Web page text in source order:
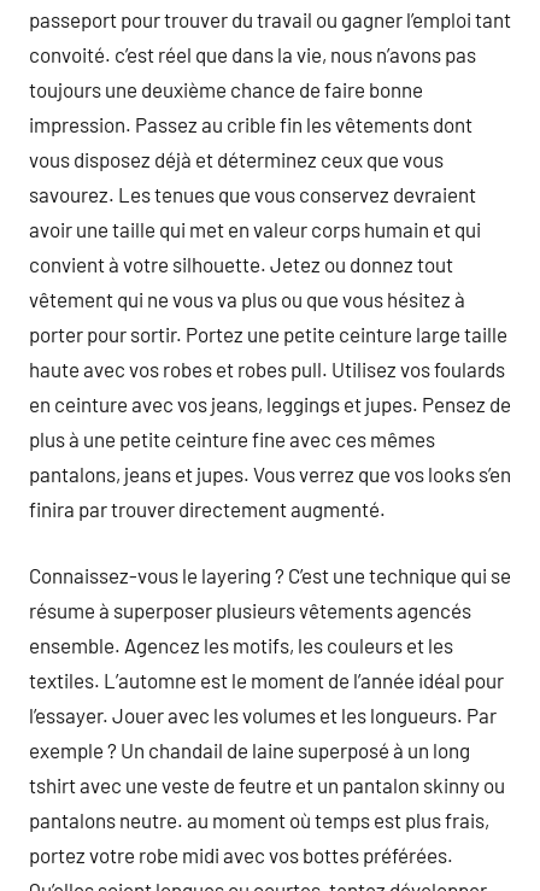
passeport pour trouver du travail ou gagner l’emploi tant
convoité. c’est réel que dans la vie, nous n’avons pas
toujours une deuxième chance de faire bonne
impression. Passez au crible fin les vêtements dont
vous disposez déjà et déterminez ceux que vous
savourez. Les tenues que vous conservez devraient
avoir une taille qui met en valeur corps humain et qui
convient à votre silhouette. Jetez ou donnez tout
vêtement qui ne vous va plus ou que vous hésitez à
porter pour sortir. Portez une petite ceinture large taille
haute avec vos robes et robes pull. Utilisez vos foulards
en ceinture avec vos jeans, leggings et jupes. Pensez de
plus à une petite ceinture fine avec ces mêmes
pantalons, jeans et jupes. Vous verrez que vos looks s’en
finira par trouver directement augmenté.
Connaissez-vous le layering ? C’est une technique qui se
résume à superposer plusieurs vêtements agencés
ensemble. Agencez les motifs, les couleurs et les
textiles. L’automne est le moment de l’année idéal pour
l’essayer. Jouer avec les volumes et les longueurs. Par
exemple ? Un chandail de laine superposé à un long
tshirt avec une veste de feutre et un pantalon skinny ou
pantalons neutre. au moment où temps est plus frais,
portez votre robe midi avec vos bottes préférées.